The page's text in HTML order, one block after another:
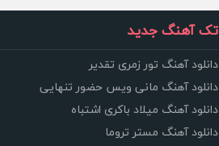
تک آهنگ جدید
دانلود آهنگ تور زمری تقدیر
دانلود آهنگ مانی ویس حضور تنهایی
دانلود آهنگ میلاد باکری اشتباه
دانلود آهنگ مستر تروما